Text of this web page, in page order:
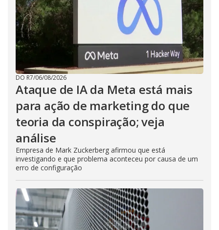
DO R7/06/08/2026
Ataque de IA da Meta está mais
para ação de marketing do que
teoria da conspiração; veja
análise
Empresa de Mark Zuckerberg afirmou que está
investigando e que problema aconteceu por causa de um
erro de configuração